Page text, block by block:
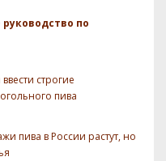
по
строгие
пива
пива в России растут, но